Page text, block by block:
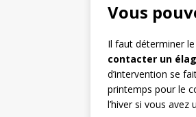
Vous
Il faut déterminer
contacter un
d’intervention se
printemps pour le
l’hiver si vous avez